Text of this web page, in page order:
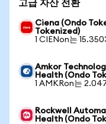
고급 자산 전환
Ciena (Ondo
Tokenized)
1 CIENon는
Amkor
Health (Ondo
1 AMKRon는
Rockwell
Health (Ondo